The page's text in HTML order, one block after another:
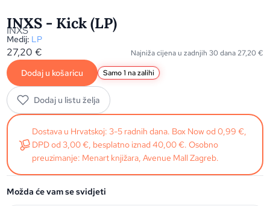
INXS - Kick (LP)
INXS
Medij: LP
27,20€ Najniža cijena u zadnjih 30 dana 27,20€
Dodaj u košaricu Samo 1 na zalihi
Dodaj u listu želja
Dostava u Hrvatskoj: 3-5 radnih dana. Box Now od 0,99 €,
DPD od 3,00 €, besplatno iznad 40,00 €. Osobno
preuzimanje: Menart knjižara, Avenue Mall Zagreb.
Možda će vam se svidjeti